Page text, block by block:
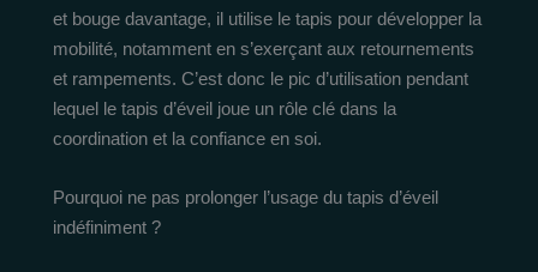
et bouge davantage, il utilise le tapis pour développer la
mobilité, notamment en s’exerçant aux retournements
et rampements. C’est donc le pic d’utilisation pendant
lequel le tapis d’éveil joue un rôle clé dans la
coordination et la confiance en soi.
Pourquoi ne pas prolonger l’usage du tapis d’éveil
indéfiniment ?